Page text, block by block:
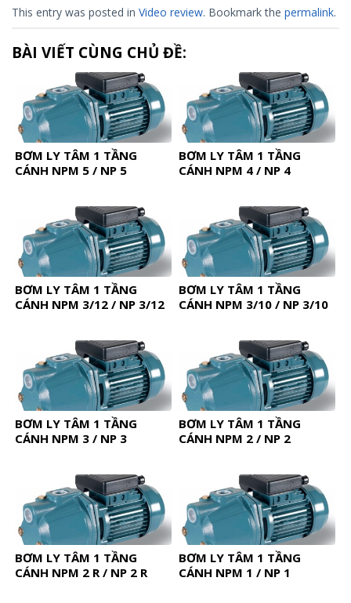
This entry was posted in Video review. Bookmark the permalink.
BÀI VIẾT CÙNG CHỦ ĐỀ:
BƠM LY TÂM 1 TẦNG
CÁNH NPM 5 / NP 5
BƠM LY TÂM 1 TẦNG
CÁNH NPM 4 / NP 4
BƠM LY TÂM 1 TẦNG
CÁNH NPM 3/12 / NP 3/12
BƠM LY TÂM 1 TẦNG
CÁNH NPM 3/10 / NP 3/10
BƠM LY TÂM 1 TẦNG
CÁNH NPM 3 / NP 3
BƠM LY TÂM 1 TẦNG
CÁNH NPM 2 / NP 2
BƠM LY TÂM 1 TẦNG
CÁNH NPM 2 R / NP 2 R
BƠM LY TÂM 1 TẦNG
CÁNH NPM 1 / NP 1